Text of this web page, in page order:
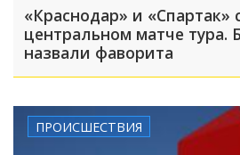
«Краснодар» и «Спартак»
центральном матче тура.
назвали фаворита
ПРОИСШЕСТВИЯ